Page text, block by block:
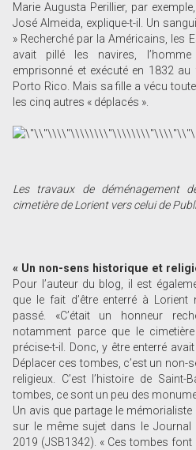
Marie Augusta Perillier, par
José Almeida, explique-t-il. Un
» Recherché par la Américains, les
avait pillé les navires,
emprisonné et exécuté en 1832
Porto Rico. Mais sa fille a vécu
les cinq autres « déplacés ».
Les travaux de déménagement
cimetière de Lorient vers celui de
« Un non-sens historique et
Pour l’auteur du blog, il est
que le fait d’être enterré à Lorient
passé. «C’était un honneur
notamment parce que le
précise-t-il. Donc, y être enterré
Déplacer ces tombes, c’est un non-
religieux. C’est l’histoire de Saint-
tombes, ce sont un peu des
Un avis que partage le
sur le même sujet dans le Journal
2019 (JSB1342). « Ces tombes